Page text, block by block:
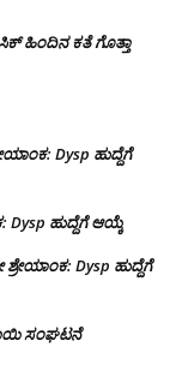
ಹಿಂದಿನ ಕತೆ ಗೊತ್ತಾ
Dysp ಹುದ್ದೆಗೆ
Dysp ಹುದ್ದೆಗೆ ಆಯ್ಕೆ
Dysp ಹುದ್ದೆಗೆ
ಸಂಘಟನೆ